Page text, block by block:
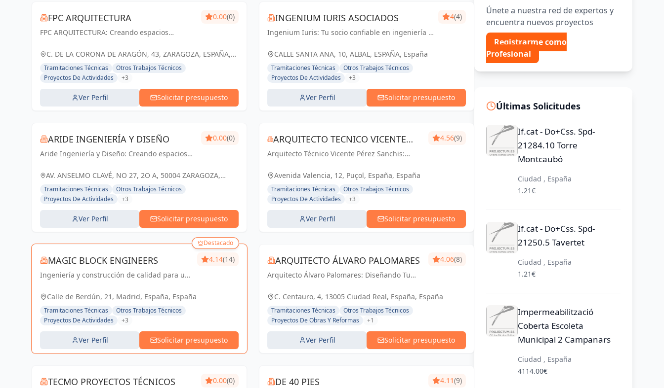
FPC ARQUITECTURA
FPC ARQUITECTURA: Creando espacios
Zaragoza
0.00(0)
C. DE LA CORONA DE ARAGÓN, 43, ZARAGOZA, ESPAÑA,
España
Tramitaciones Técnicas
Otros Trabajos Técnicos
Proyectos De Actividades
+3
Ver Perfil Solicitar presupuesto
INGENIUM IURIS ASOCIADOS
Ingenium Iuris: Tu socio confiable en ingeniería y
profesionales para proyectos exitosos.
4(4)
CALLE SANTA ANA, 10, ALBAL, ESPAÑA, España
Tramitaciones Técnicas
Otros Trabajos Técnicos
Proyectos De Actividades
+3
Ver Perfil Solicitar presupuesto
ARIDE INGENIERÍA Y DISEÑO
Aride Ingeniería y Diseño: Creando espacios
diferencia en Zaragoza.
0.00(0)
AV. ANSELMO CLAVÉ, NO 27, 2O A, 50004 ZARAGOZA,
SPAIN, España
Tramitaciones Técnicas
Otros Trabajos Técnicos
Proyectos De Actividades
+3
Ver Perfil Solicitar presupuesto
ARQUITECTO TECNICO VICENTE
PÉREZ SANCHIS
Arquitecto Técnico Vicente Pérez Sanchis:
ideas en realidad.
4.56(9)
Avenida Valencia, 12, Puçol, España, España
Tramitaciones Técnicas
Otros Trabajos Técnicos
Proyectos De Actividades
+3
Ver Perfil Solicitar presupuesto
Destacado
MAGIC BLOCK ENGINEERS
Ingeniería y construcción de calidad para un
Nueva.
4.14(14)
Calle de Berdún, 21, Madrid, España, España
Tramitaciones Técnicas
Otros Trabajos Técnicos
Proyectos De Actividades
+3
Ver Perfil Solicitar presupuesto
ARQUITECTO ÁLVARO PALOMARES
Arquitecto Álvaro Palomares: Diseñando Tu
4.06(8)
C. Centauro, 4, 13005 Ciudad Real, España, España
Tramitaciones Técnicas
Otros Trabajos Técnicos
Proyectos De Obras Y Reformas
+1
Ver Perfil Solicitar presupuesto
TECMO PROYECTOS TÉCNICOS 0.00(0) DE 40 PIES 4.11(9)
Únete a nuestra red de expertos y
encuentra nuevos proyectos
Registrarme como
Profesional
Últimas Solicitudes
If.cat - Do+Css. Spd-
21284.10 Torre
Montcaubó
Ciudad , España
1.21€
If.cat - Do+Css. Spd-
21250.5 Tavertet
Ciudad , España
1.21€
Impermeabilització
Coberta Escoleta
Municipal 2 Campanars
Ciudad , España
4114.00€